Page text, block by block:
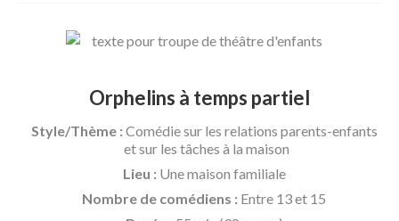
Orphelins à temps partiel
Style/Thème : Comédie sur les relations parents-enfants
et sur les tâches à la maison
Lieu : Une maison familiale
Nombre de comédiens : Entre 13 et 15